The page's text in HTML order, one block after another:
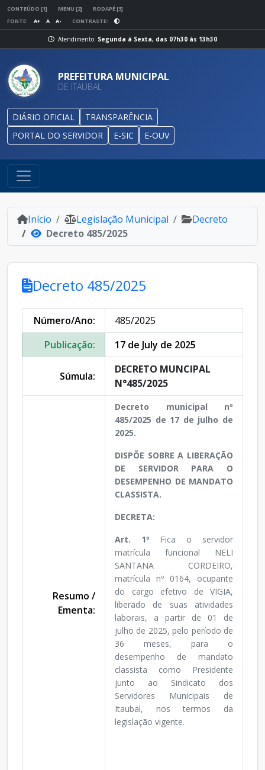
CONTEÚDO [1] MENU [2]
RODAPÉ [3]
FONTE:
A+ A A- CONTRASTE:
Atendimento: Segunda à Sexta, das 07h30 às 13h30
PREFEITURA MUNICIPAL
DE ITAUBAL
DIÁRIO OFICIAL
TRANSPARÊNCIA
PORTAL DO SERVIDOR
E-SIC E-OUV
Início Legislação Municipal
Decreto
Decreto 485/2025
Decreto 485/2025
Número/Ano:
485/2025
Publicação:
17 de July de 2025
Súmula:
DECRETO MUNCIPAL
N°485/2025
Resumo /
Ementa:
Decreto municipal nº
485/2025 de 17 de julho de
2025.
DISPÕE SOBRE A LIBERAÇÃO
DE SERVIDOR PARA O
DESEMPENHO DE MANDATO
CLASSISTA.
DECRETA:
Art. 1º Fica o servidor
matrícula funcional NELI
SANTANA CORDEIRO,
matrícula nº 0164, ocupante
do cargo efetivo de VIGIA,
liberado de suas atividades
laborais, a partir de 01 de
julho de 2025, pelo período de
36 meses, para o
desempenho de mandato
classista como Presidente
junto ao Sindicato dos
Servidores Municipais de
Itaubal, nos termos da
legislação vigente.